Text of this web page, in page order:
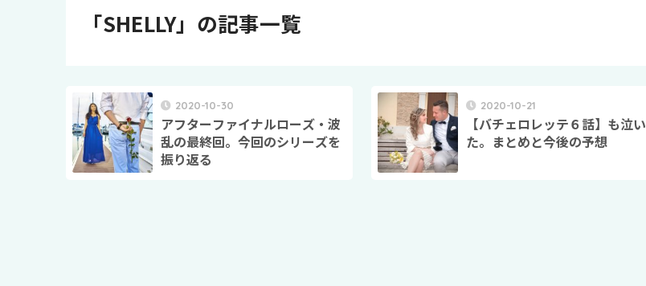
「SHELLY」の記事一覧
2020-10-30
アフターファイナルローズ・波
乱の最終回。今回のシリーズを
振り返る
2020-10-21
【バチェロレッテ６話】も泣い
た。まとめと今後の予想